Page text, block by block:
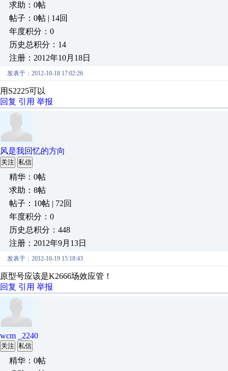
求助：0帖
帖子：0帖 | 14回
年度积分：0
历史总积分：14
注册：2012年10月18日
发表于：2012-10-18 17:02:26
用S2225可以
回复 引用 举报
风是我回忆的方向
关注 私信
精华：0帖
求助：8帖
帖子：10帖 | 72回
年度积分：0
历史总积分：448
注册：2012年9月13日
发表于：2012-10-19 15:18:43
原型号应该是K2666场效应管！
回复 引用 举报
wcm _2240
关注 私信
精华：0帖